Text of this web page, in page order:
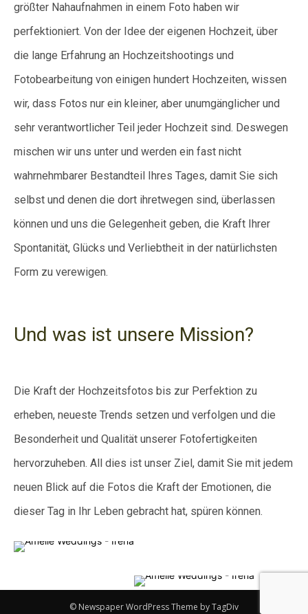
größter Nahaufnahmen in einem Foto haben wir
perfektioniert. Von der Idee der eigenen Hochzeit, über
die lange Erfahrung an Hochzeitshootings und
Fotobearbeitung von einigen hundert Hochzeiten, wissen
wir, dass Fotos nur ein kleiner, aber unumgänglicher und
sehr verantwortlicher Teil jeder Hochzeit sind. Deswegen
mischen wir uns unter und werden ein fast nicht
wahrnehmbarer Bestandteil Ihres Tages, damit Sie sich
selbst und denen die dort ihretwegen sind, überlassen
können und uns die Gelegenheit geben, die Kraft Ihrer
Spontanität, Glücks und Verliebtheit in der natürlichsten
Form zu verewigen.
Und was ist unsere Mission?
Die Kraft der Hochzeitsfotos bis zur Perfektion zu
erheben, neueste Trends setzen und verfolgen und die
Besonderheit und Qualität unserer Fotofertigkeiten
hervorzuheben. All dies ist unser Ziel, damit Sie mit jedem
neuen Blick auf die Fotos die Kraft der Emotionen, die
dieser Tag in Ihr Leben gebracht hat, spüren können.
© Newspaper WordPress Theme by TagDiv